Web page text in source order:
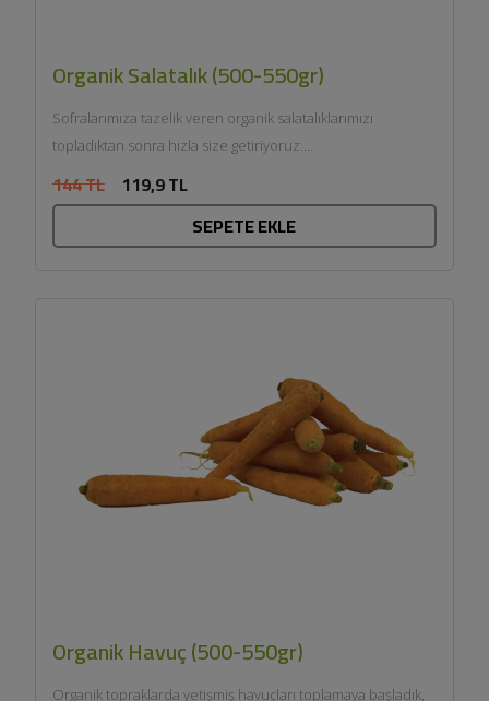
Organik Salatalık (500-550gr)
Sofralarımıza tazelik veren organik salatalıklarımızı
topladıktan sonra hızla size getiriyoruz....
144 TL 119,9 TL
SEPETE EKLE
Organik Havuç (500-550gr)
Organik topraklarda yetişmiş havuçları toplamaya başladık,